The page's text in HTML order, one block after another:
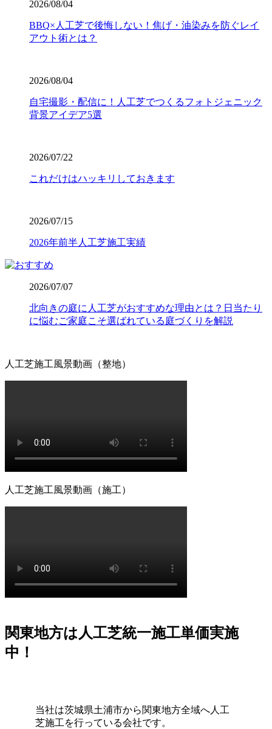
す。この認定は、スポーツにおける激しい衝撃や摩擦への
耐久性が保証されている証です。お子様が全力で走り回っ
が安全に、そしてアクティブに過ごせる空間を、確かな品
で、幅広い対応が可能です。まずは無料見積もりで、プロ
仕様の品質をご検討ください。
業者の選定で最も重要なのは、実は製品以上に「施工技
術」です。どんなに高級な人工芝を使っても、下地の処理
が甘かったり継ぎ目の接合が未熟だったりすると、数年で
フが責任を持って基礎から敷き込みまで一貫して行いま
す。細部までピシっと揃った、見ていて気持ちが良いほど
のフラットな仕上がりは、多くのお客様から高い評価をい
ただいております。プロの職人魂が宿る仕上がりをご提案
から始まります。
2026.7.16
す。その点、ワイズヴェルデの製品は15年の耐用を実証済
みです。長期間の使用に耐えうる高品質な素材選びこそ
いお庭づくりを、専門家の視点から支えます。
「人工芝を導入したいけれど、初期費用が気になる」とい
とが可能です。関東圏内での施工実績はトップクラスを誇
2026.7.1
お庭でのバーベキューは家族や友人との格別なひとときで
洗いも可能なため、清潔な状態を長く保てます。ただし、
素材の特性上、熱湯を直接かけたり火気を近づけすぎたり
2026/08/04
BBQ×人工芝で後悔しない！焦げ・油染みを防ぐレイ
アウト術とは？
2026/08/04
自宅撮影・配信に！人工芝でつくるフォトジェニック
背景アイデア5選
2026/07/22
これだけはハッキリしておきます
2026/07/15
2026年前半人工芝施工実績
2026/07/07
北向きの庭に人工芝がおすすめな理由とは？日当たり
に悩むご家庭こそ選ばれている庭づくりを解説
人工芝施工風景動画（整地）
人工芝施工風景動画（施工）
関東地方は人工芝統一施工単価実施
中！
当社は茨城県土浦市から関東地方全域へ人工
芝施工を行っている会社です。